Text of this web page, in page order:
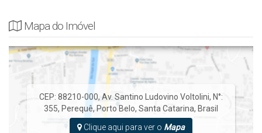
Mapa do Imóvel
CEP: 88210-000, Av. Santino Ludovino Voltolini, N°:
355, Perequê, Porto Belo, Santa Catarina, Brasil
Clique aqui para ver o Mapa